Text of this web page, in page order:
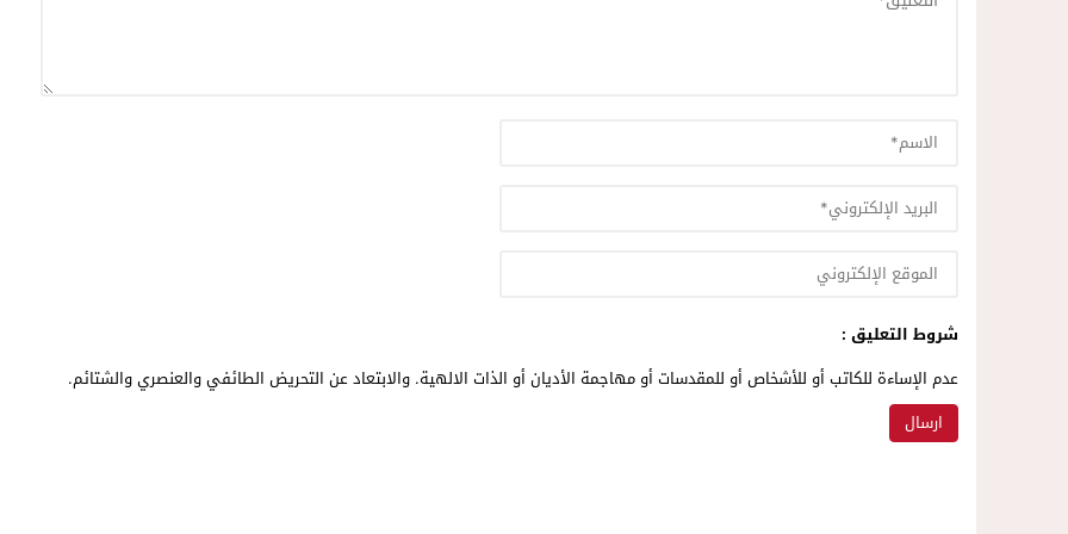
شروط التعليق :
عدم الإساءة للكاتب أو للأشخاص أو للمقدسات أو مهاجمة الأديان أو الذات الالهية. والابتعاد عن التحريض الطائفي والعنصري والشتائم.